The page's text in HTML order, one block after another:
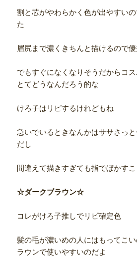
割と芯がやわらかく色が出やすい
た
眉尻まで濃くきちんと描けるので
でもすぐになくなりそうだからコ
とてどうなんだろう的な
けろ子はリピするけれどもね
急いでいるときなんかはササさっ
だし
間違えて描きすぎても指でぼかす
☆ダークブラウン☆
コレがけろ子推しでリピ確定色
髪の毛が濃いめの人にはもってこ
ラウンで使いやすいのだよ